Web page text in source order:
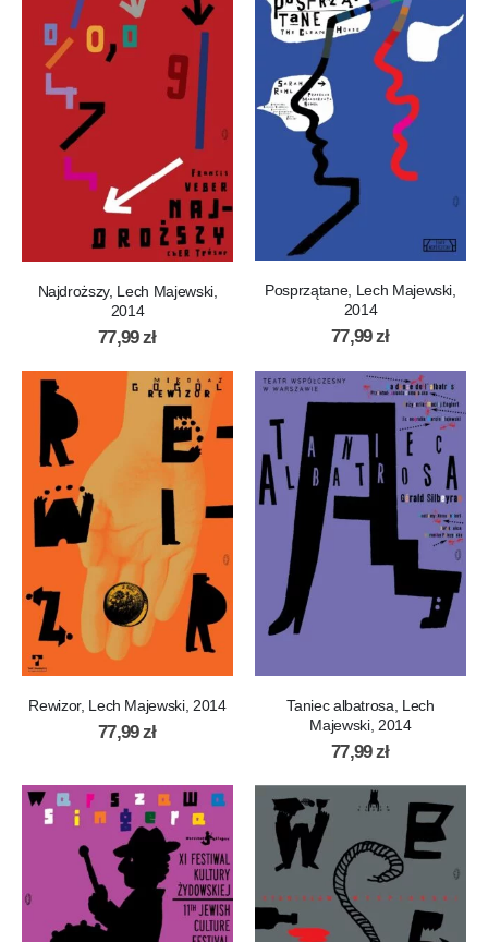
Najdroższy, Lech Majewski,
2014
77,99zł
Posprzątane, Lech Majewski,
2014
77,99zł
Rewizor, Lech Majewski, 2014
77,99zł
Taniec albatrosa, Lech
Majewski, 2014
77,99zł